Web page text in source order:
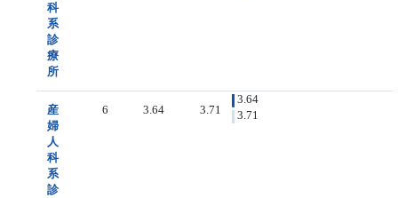
科
系
診
療
所
産
婦
人
科
系
診
6 3.64 3.71
3.64
3.71